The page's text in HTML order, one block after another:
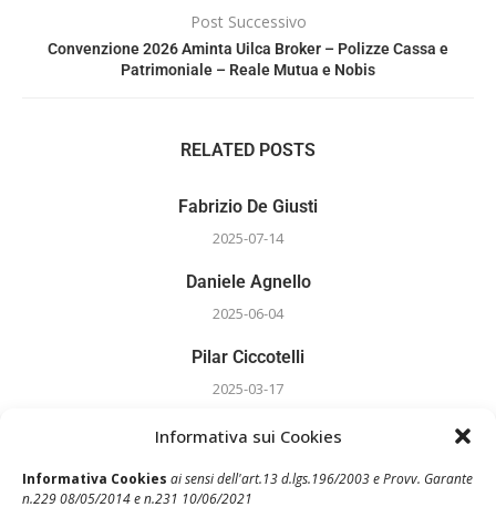
Informativa sui Cookies
Informativa Cookies ai sensi dell'art.13 d.lgs.196/2003 e Provv. Garante
n.229 08/05/2014 e n.231 10/06/2021
Post Successivo
Convenzione 2026 Aminta Uilca Broker – Polizze Cassa e
Patrimoniale – Reale Mutua e Nobis
RELATED POSTS
Fabrizio De Giusti
2025-07-14
Daniele Agnello
2025-06-04
Pilar Ciccotelli
2025-03-17
Daniele Bardoni